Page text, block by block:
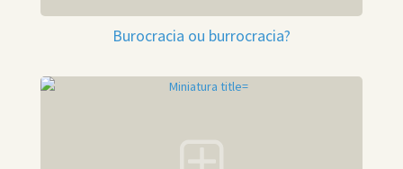
Burocracia ou burrocracia?